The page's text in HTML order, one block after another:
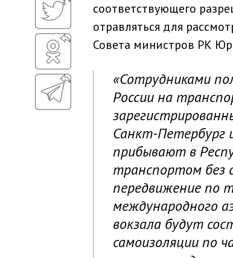
соответствующего
отравляться для
Совета министров РК
«Сотрудниками
России на
Санкт-Петербург
прибывают в
транспортом без
передвижение по
международного
вокзала будут
самоизоляции по